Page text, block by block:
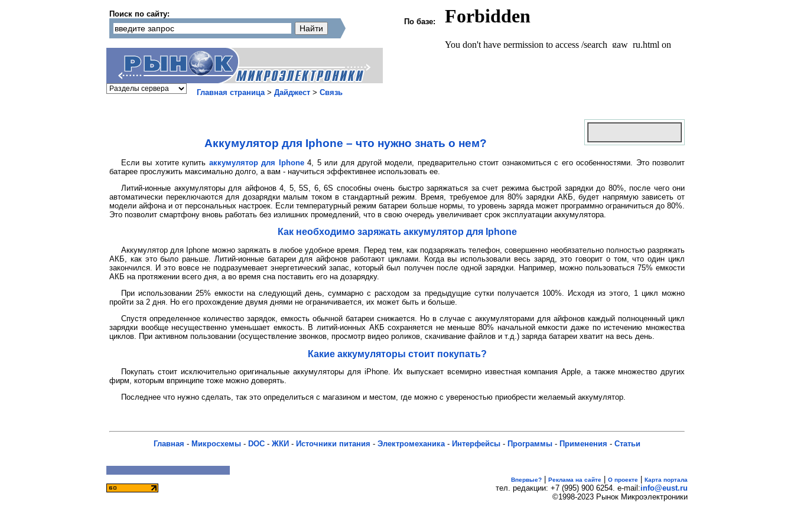
Поиск по сайту:
По базе:
Главная страница> Дайджест > Связь
Аккумулятор для Iphone – что нужно знать о нем?
Если вы хотите купить аккумулятор для Iphone4, 5 или для другой модели, предварительно стоит ознакомиться с его особенностями. Это позволит
батарее прослужить максимально долго, а вам - научиться эффективнее использовать ее.
Литий-ионные аккумуляторы для айфонов 4, 5, 5S, 6, 6S способны очень быстро заряжаться за счет режима быстрой зарядки до 80%, после чего они
автоматически переключаются для дозарядки малым током в стандартный режим. Время, требуемое для 80% зарядки АКБ, будет напрямую зависеть от
модели айфона и от персональных настроек. Если температурный режим батареи больше нормы, то уровень заряда может программно ограничиться до 80%.
Это позволит смартфону вновь работать без излишних промедлений, что в свою очередь увеличивает срок эксплуатации аккумулятора.
Как необходимо заряжать аккумулятор для Iphone
Аккумулятор для Iphone можно заряжать в любое удобное время. Перед тем, как подзаряжать телефон, совершенно необязательно полностью разряжать
АКБ, как это было раньше. Литий-ионные батареи для айфонов работают циклами. Когда вы использовали весь заряд, это говорит о том, что один цикл
закончился. И это вовсе не подразумевает энергетический запас, который был получен после одной зарядки. Например, можно пользоваться 75% емкости
АКБ на протяжении всего дня, а во время сна поставить его на дозарядку.
При использовании 25% емкости на следующий день, суммарно с расходом за предыдущие сутки получается 100%. Исходя из этого, 1 цикл можно
пройти за 2 дня. Но его прохождение двумя днями не ограничивается, их может быть и больше.
Спустя определенное количество зарядок, емкость обычной батареи снижается. Но в случае с аккумуляторами для айфонов каждый полноценный цикл
зарядки вообще несущественно уменьшает емкость. В литий-ионных АКБ сохраняется не меньше 80% начальной емкости даже по истечению множества
циклов. При активном пользовании (осуществление звонков, просмотр видео роликов, скачивание файлов и т.д.) заряда батареи хватит на весь день.
Какие аккумуляторы стоит покупать?
Покупать стоит исключительно оригинальные аккумуляторы для iPhone. Их выпускает всемирно известная компания Apple, а также множество других
фирм, которым впринципе тоже можно доверять.
Последнее что нужно сделать, так это определиться с магазином и местом, где можно с увереностью приобрести желаемый аккумулятор.
Главная - Микросхемы - DOC - ЖКИ - Источники питания - Электромеханика- Интерфейсы - Программы - Применения - Статьи
Впервые? Реклама на сайте О проекте Карта портала
тел. редакции: +7 (995) 900 6254. e-mail:info@eust.ru
©1998-2023 Рынок Микроэлектроники